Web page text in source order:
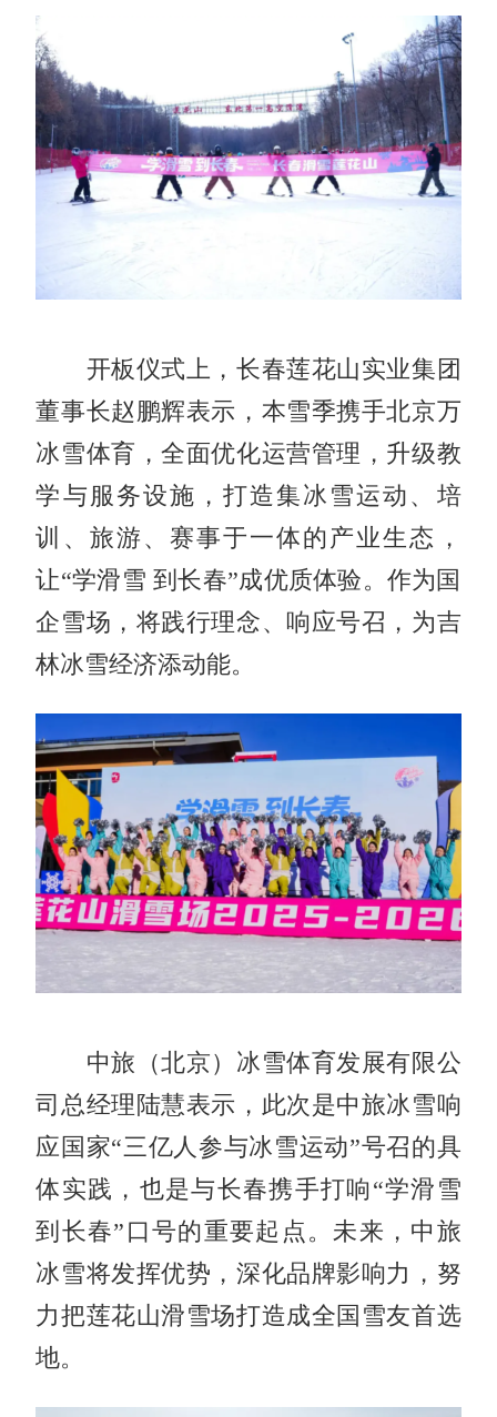
开板仪式上，长春莲花山实业集团
董事长赵鹏辉表示，本雪季携手北京万
冰雪体育，全面优化运营管理，升级教
学与服务设施，打造集冰雪运动、培
训、旅游、赛事于一体的产业生态，
让“学滑雪 到长春”成优质体验。作为国
企雪场，将践行理念、响应号召，为吉
林冰雪经济添动能。
中旅（北京）冰雪体育发展有限公
司总经理陆慧表示，此次是中旅冰雪响
应国家“三亿人参与冰雪运动”号召的具
体实践，也是与长春携手打响“学滑雪
到长春”口号的重要起点。未来，中旅
冰雪将发挥优势，深化品牌影响力，努
力把莲花山滑雪场打造成全国雪友首选
地。